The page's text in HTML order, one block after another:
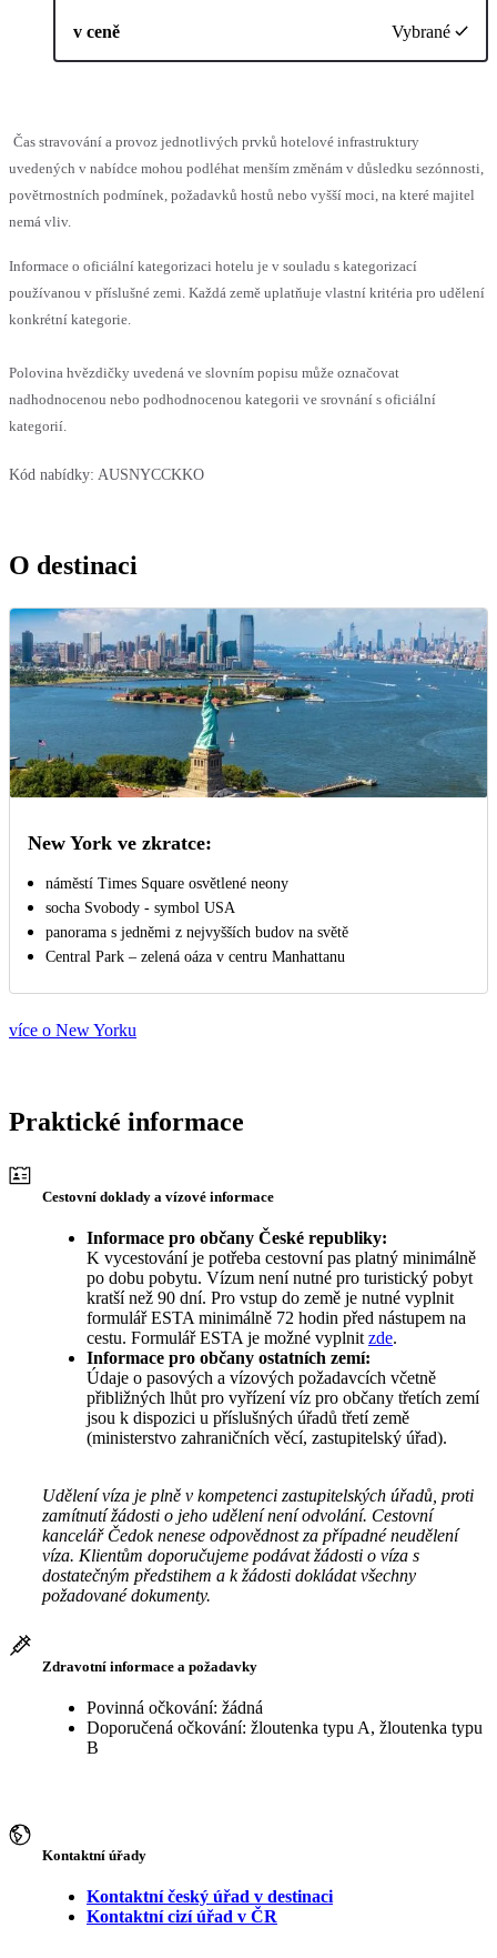
v ceně Vybrané
Čas stravování a provoz jednotlivých prvků hotelové infrastruktury
uvedených v nabídce mohou podléhat menším změnám v důsledku sezónnosti,
povětrnostních podmínek, požadavků hostů nebo vyšší moci, na které majitel
nemá vliv.
Informace o oficiální kategorizaci hotelu je v souladu s kategorizací
používanou v příslušné zemi. Každá země uplatňuje vlastní kritéria pro udělení
konkrétní kategorie.
Polovina hvězdičky uvedená ve slovním popisu může označovat
nadhodnocenou nebo podhodnocenou kategorii ve srovnání s oficiální
kategorií.
Kód nabídky: AUSNYCCKKO
O destinaci
New York ve zkratce:
náměstí Times Square osvětlené neony
socha Svobody - symbol USA
panorama s jedněmi z nejvyšších budov na světě
Central Park – zelená oáza v centru Manhattanu
více o New Yorku
Praktické informace
Cestovní doklady a vízové informace
Informace pro občany České republiky:
K vycestování je potřeba cestovní pas platný minimálně
po dobu pobytu. Vízum není nutné pro turistický pobyt
kratší než 90 dní. Pro vstup do země je nutné vyplnit
formulář ESTA minimálně 72 hodin před nástupem na
cestu. Formulář ESTA je možné vyplnit zde.
Informace pro občany ostatních zemí:
Údaje o pasových a vízových požadavcích včetně
přibližných lhůt pro vyřízení víz pro občany třetích zemí
jsou k dispozici u příslušných úřadů třetí země
(ministerstvo zahraničních věcí, zastupitelský úřad).
Udělení víza je plně v kompetenci zastupitelských úřadů, proti
zamítnutí žádosti o jeho udělení není odvolání. Cestovní
kancelář Čedok nenese odpovědnost za případné neudělení
víza. Klientům doporučujeme podávat žádosti o víza s
dostatečným předstihem a k žádosti dokládat všechny
požadované dokumenty.
Zdravotní informace a požadavky
Povinná očkování: žádná
Doporučená očkování: žloutenka typu A, žloutenka typu
B
Kontaktní úřady
Kontaktní český úřad v destinaci
Kontaktní cizí úřad v ČR